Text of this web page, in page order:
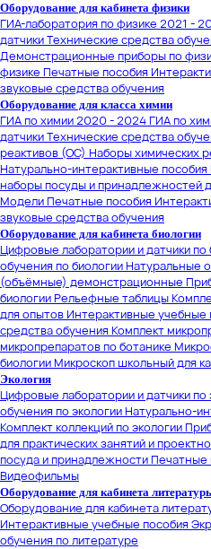
Оборудование для кабинета физики
ГИА-лаборатория по физике 2021 -
датчикиТехнические средства
Демонстрационные приборы по
физике Печатные пособия
звуковые средства обучения
Оборудование для класса химии
ГИА по химии 2020 - 2024ГИА по
датчикиТехнические средства
реактивов (ОС) Наборы химических
Натурально-интерактивные пособия
наборы посуды и принадлежностей
МоделиПечатные пособия
звуковые средства обучения
Оборудование для кабинета биологии
Цифровые лаборатории и датчики по
обучения по биологииНатуральные
(объёмные) демонстрационные
биологииРельефные таблицы
для опытов Интерактивные учебные
средства обученияКомплект
микропрепаратов по ботанике
биологииМикроскоп школьный для
Экология
Цифровые лаборатории и датчики по
обучения по экологииНатурально-
Комплект коллекций по экологии
для практических занятий и
посуда и принадлежностиПечатные
Видеофильмы
Оборудование для кабинета
Оборудование для кабинета
Интерактивные учебные пособия
обучения по литературе